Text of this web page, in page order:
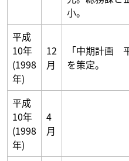
小。
平成
10年
(1998
年)
12
月
「中期計画
を策定。
平成
10年
(1998
年)
4
月